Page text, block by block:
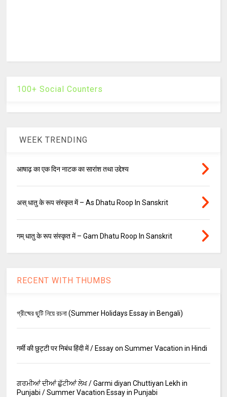
100+ Social Counters
WEEK TRENDING
आषाढ़ का एक दिन नाटक का सारांश तथा उद्देश्य
अस् धातु के रूप संस्कृत में – As Dhatu Roop In Sanskrit
गम् धातु के रूप संस्कृत में – Gam Dhatu Roop In Sanskrit
RECENT WITH THUMBS
গ্রীষ্মের ছুটি নিয়ে রচনা (Summer Holidays Essay in Bengali)
गर्मी की छुट्टी पर निबंध हिंदी में / Essay on Summer Vacation in Hindi
ਗਰਮੀਆਂ ਦੀਆਂ ਛੁੱਟੀਆਂ ਲੇਖ / Garmi diyan Chuttiyan Lekh in
Punjabi / Summer Vacation Essay in Punjabi